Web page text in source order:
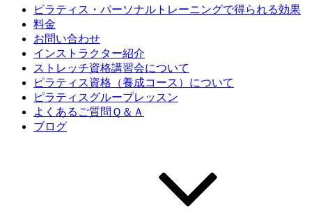
ピラティス・パーソナルトレーニングで得られる効果
料金
お問い合わせ
インストラクター紹介
ストレッチ資格講習会について
ピラティス資格（養成コース）について
ピラティスグループレッスン
よくあるご質問Ｑ＆Ａ
ブログ